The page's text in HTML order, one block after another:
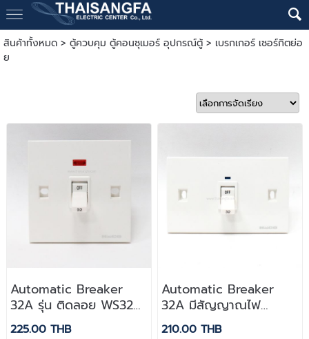
สินค้าทั้งหมด> ตู้ควบคุม ตู้คอนซุเมอร์ อุปกรณ์ตู้> เบรกเกอร์ เซอร์กิตย่อ
ย
Automatic Breaker
32A รุ่น ติดลอย WS32
Haco
225.00 THB
Automatic Breaker
32A มีสัญญาณไฟ
WS232L Haco
210.00 THB